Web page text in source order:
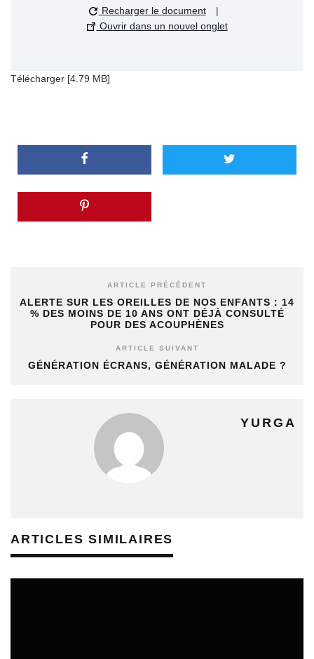
Recharger le document
|
Ouvrir dans un nouvel onglet
Télécharger [4.79 MB]
ARTICLE PRÉCÉDENT
ALERTE SUR LES OREILLES DE NOS ENFANTS : 14
% DES MOINS DE 10 ANS ONT DÉJÀ CONSULTÉ
POUR DES ACOUPHÈNES
ARTICLE SUIVANT
GÉNÉRATION ÉCRANS, GÉNÉRATION MALADE ?
YURGA
ARTICLES SIMILAIRES